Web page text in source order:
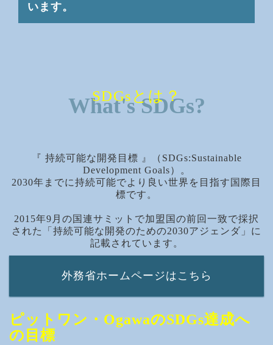
います。
SDGsとは？
What's SDGs?
『 持続可能な開発目標 』（SDGs:Sustainable
Development Goals）。
2030年までに持続可能でより良い世界を目指す国際目
標です。
2015年9月の国連サミットで加盟国の前回一致で採択
された「持続可能な開発のための2030アジェンダ」に
記載されています。
外務省ホームページはこちら
ピットワン・OgawaのSDGs達成へ
の目標